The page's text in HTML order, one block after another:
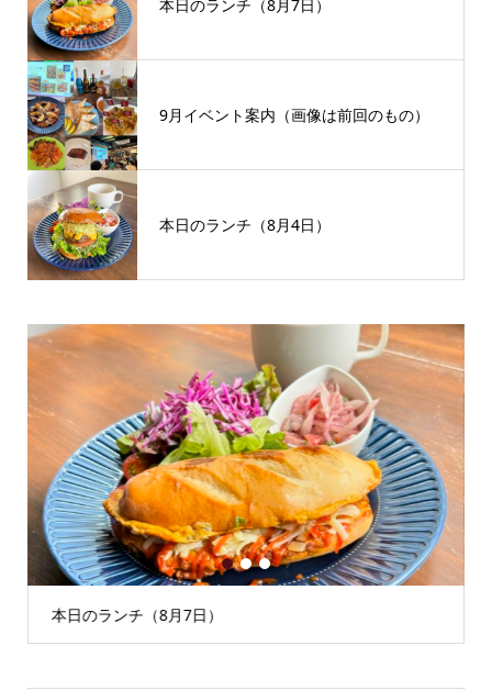
本日のランチ（8月7日）
9月イベント案内（画像は前回のもの）
本日のランチ（8月4日）
本日のランチ（8月7日）
1 2 3